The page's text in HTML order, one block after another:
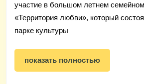
участие в большом летнем
«Территория любви», который
парке культуры
показать полностьюпоказать
полностью